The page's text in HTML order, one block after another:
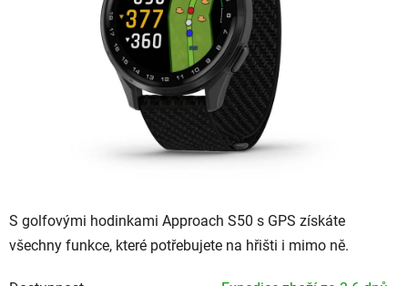
S golfovými hodinkami Approach S50 s GPS získáte
všechny funkce, které potřebujete na hřišti i mimo ně.